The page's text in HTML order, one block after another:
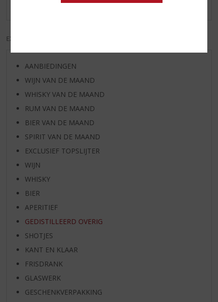
Er zijn nog geen reviews geplaatst voor dit product
EXCL. BTW
AANBIEDINGEN
WIJN VAN DE MAAND
WHISKY VAN DE MAAND
RUM VAN DE MAAND
BIER VAN DE MAAND
SPIRIT VAN DE MAAND
EXCLUSIEF TOPSLIJTER
WIJN
WHISKY
BIER
APERITIEF
GEDISTILLEERD OVERIG
SHOTJES
KANT EN KLAAR
FRISDRANK
GLASWERK
GESCHENKVERPAKKING